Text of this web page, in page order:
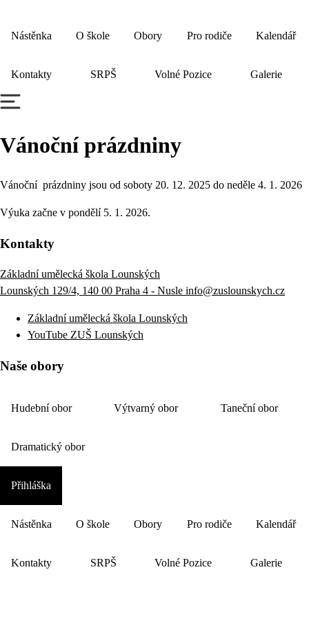
Nástěnka O škole Obory Pro rodiče Kalendář
Kontakty SRPŠ Volné Pozice Galerie
Vánoční prázdniny
Vánoční prázdniny jsou od soboty 20. 12. 2025 do neděle 4. 1. 2026
Výuka začne v pondělí 5. 1. 2026.
Kontakty
Základní umělecká škola Lounských
Lounských 129/4, 140 00 Praha 4 - Nusle info@zuslounskych.cz
Základní umělecká škola Lounských
YouTube ZUŠ Lounských
Naše obory
Hudební obor Výtvarný obor Taneční obor
Dramatický obor
Přihláška
Nástěnka O škole Obory Pro rodiče Kalendář
Kontakty SRPŠ Volné Pozice Galerie